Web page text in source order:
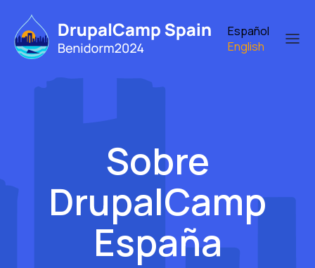
main
content
Español
English
Sobre
DrupalCamp
España